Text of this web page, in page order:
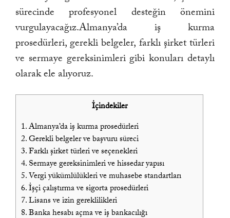
sürecinde profesyonel desteğin önemini
vurgulayacağız.Almanya’da iş kurma
prosedürleri, gerekli belgeler, farklı şirket türleri
ve sermaye gereksinimleri gibi konuları detaylı
olarak ele alıyoruz.
İçindekiler
1. Almanya’da iş kurma prosedürleri
2. Gerekli belgeler ve başvuru süreci
3. Farklı şirket türleri ve seçenekleri
4. Sermaye gereksinimleri ve hissedar yapısı
5. Vergi yükümlülükleri ve muhasebe standartları
6. İşçi çalıştırma ve sigorta prosedürleri
7. Lisans ve izin gereklilikleri
8. Banka hesabı açma ve iş bankacılığı